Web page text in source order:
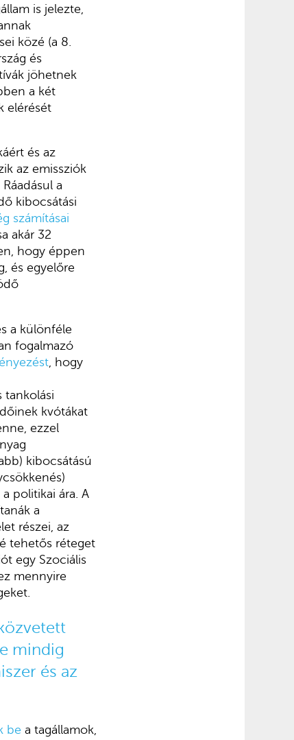
is jelezte,
közé (a 8.
és
jöhetnek
a két
elérését
és az
az emissziók
a
kibocsátási
számításai
akár 32
hogy éppen
és egyelőre
a különféle
fogalmazó
, hogy
tankolási
kvótákat
ezzel
kibocsátású
politikai ára. A
a
részei, az
tehetős réteget
egy Szociális
mennyire
mindig
és az
be a tagállamok,